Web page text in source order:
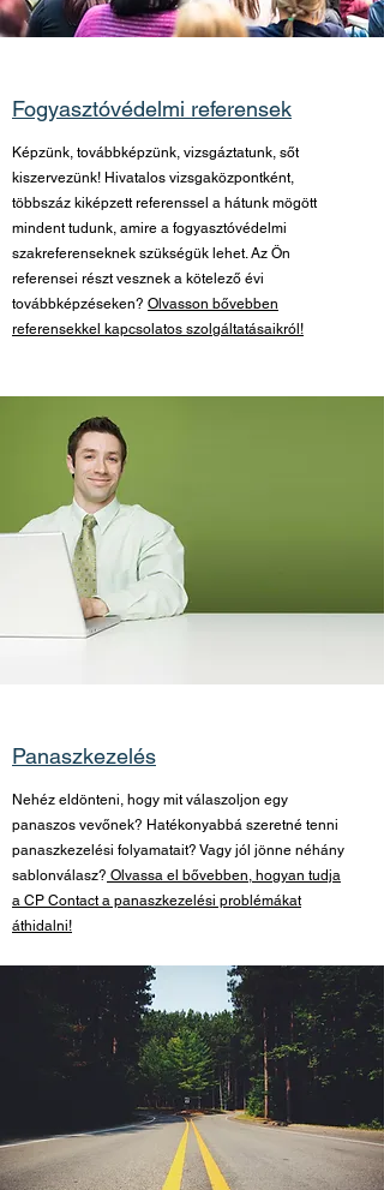
Fogyasztóvédelmi referensek
Képzünk, továbbképzünk, vizsgáztatunk, sőt
kiszervezünk! Hivatalos vizsgaközpontként,
többszáz kiképzett referenssel a hátunk mögött
mindent tudunk, amire a fogyasztóvédelmi
szakreferenseknek szükségük lehet. Az Ön
referensei részt vesznek a kötelező évi
továbbképzéseken? Olvasson bővebben
referensekkel kapcsolatos szolgáltatásaikról!
Panaszkezelés
Nehéz eldönteni, hogy mit válaszoljon egy
panaszos vevőnek? Hatékonyabbá szeretné tenni
panaszkezelési folyamatait? Vagy jól jönne néhány
sablonválasz? Olvassa el bővebben, hogyan tudja
a CP Contact a panaszkezelési problémákat
áthidalni!